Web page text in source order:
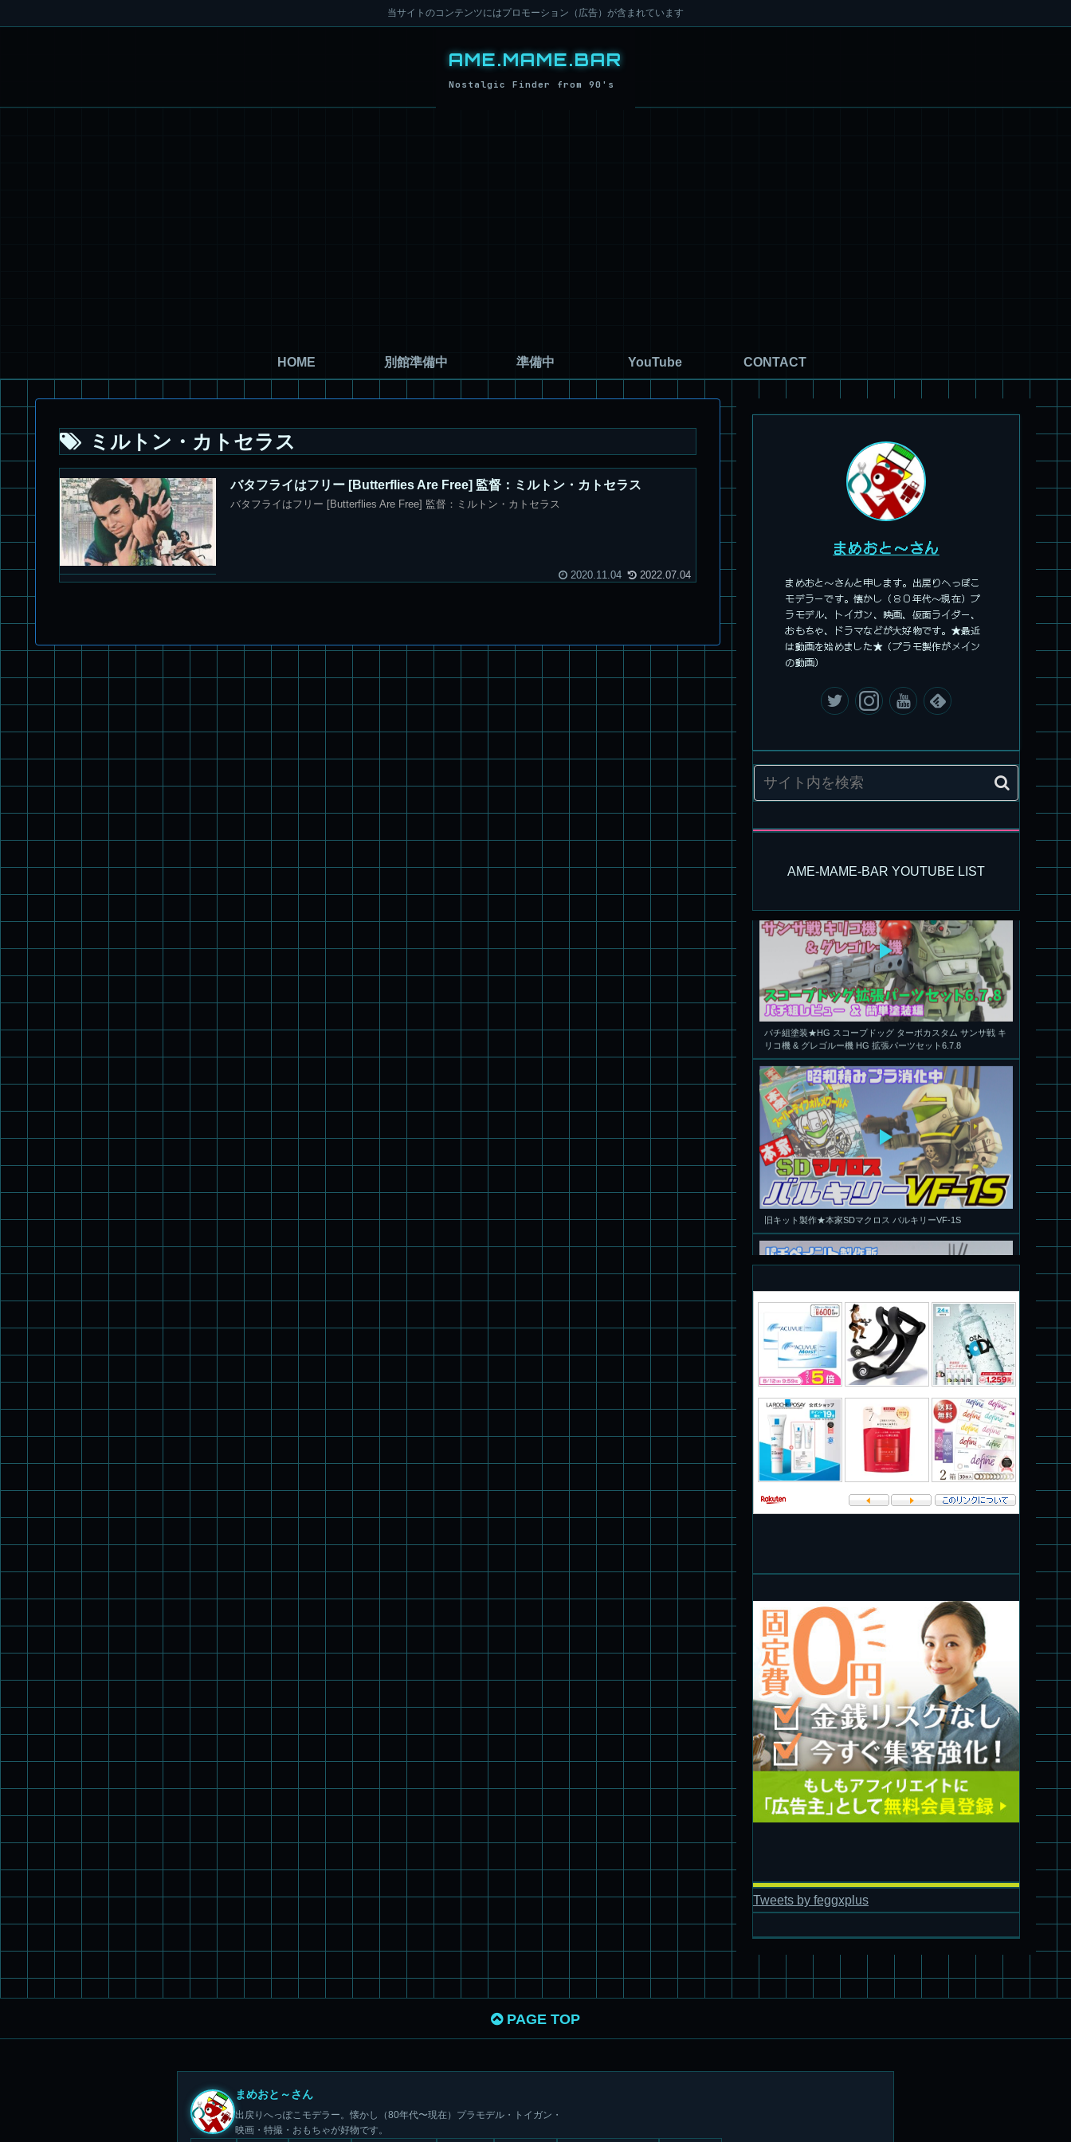
当サイトのコンテンツにはプロモーション（広告）が含まれています
HOME 別館準備中 準備中 YouTube CONTACT
ミルトン・カトセラス
バタフライはフリー [Butterflies Are Free] 監督：ミルトン・カトセラス
バタフライはフリー [Butterflies Are Free] 監督：ミルトン・カトセラス
2020.11.04 2022.07.04
まめおと～さん
まめおと～さんと申します。出戻りへっぽこ
モデラーです。懐かし（８０年代～現在）プ
ラモデル、トイガン、映画、仮面ライダー、
おもちゃ、ドラマなどが大好物です。★最近
は動画を始めました★（プラモ製作がメイン
の動画）
AME-MAME-BAR YOUTUBE LIST
旧キット製作★アオシマ ロボダッチ モビルZ
パチ組塗装★モデロイド 1/60 イングラム リアクティブアーマ
パチ組塗装★HG スコープドッグ ターボカスタム サンサ戦 キ
リコ機 & グレゴルー機 HG 拡張パーツセット6.7.8
旧キット製作★本家SDマクロス バルキリーVF-1S
パチ組塗装★PLAMAX 1/72 バトロイド・バルキリー VF-1S ロ
イ・フォッカー スペシャル
旧キット製作★アオシマ ロボダッチ モビルタマゴロー
パチ組塗装★バンダイ HG スコープドッグ拡張セット3～5
ブルーティッシュドッグ &
Tweets by feggxplus
PAGE TOP
まめおと～さん
出戻りへっぽこモデラー。懐かし（80年代〜現在）プラモデル・トイガン・
映画・特撮・おもちゃが好物です。